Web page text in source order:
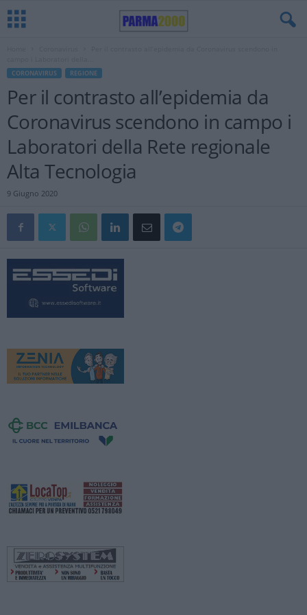
CORONAVIRUS REGIONE
Per il contrasto all’epidemia da
Coronavirus scendono in campo i
Laboratori della Rete regionale
Alta Tecnologia
9 Giugno 2020